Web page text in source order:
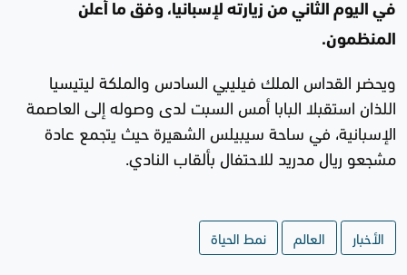
في اليوم الثاني من زيارته لإسبانيا، وفق ما أعلن
المنظمون.
ويحضر القداس الملك فيليبي السادس والملكة ليتيسيا
اللذان استقبلا البابا أمس السبت لدى وصوله إلى العاصمة
الإسبانية، في ساحة سيبيلس الشهيرة حيث يتجمع عادة
مشجعو ريال مدريد للاحتفال بألقاب النادي.
الأخبار العالم نمط الحياة